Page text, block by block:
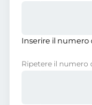
Inserire il numero
Ripetere il numero